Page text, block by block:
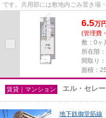
です。共用部には敷地内ごみ置き場
っているので便利です。クレジッ...
6.5万円
(管理費
敷：0ヶ
所在階
間取り
面積：
賃貸｜マンション エル・セレ
地下鉄御堂筋線